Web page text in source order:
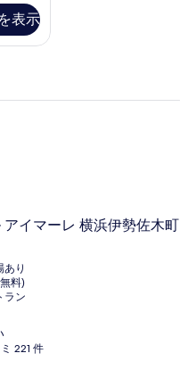
表示
アイマーレ 横浜伊勢佐木町
あり
料)
ラン
221 件
イマーレ 横浜伊勢佐木町